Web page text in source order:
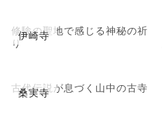
伊崎寺
修験の聖地で感じる神秘の祈
り
桑実寺
古代伝説が息づく山中の古寺